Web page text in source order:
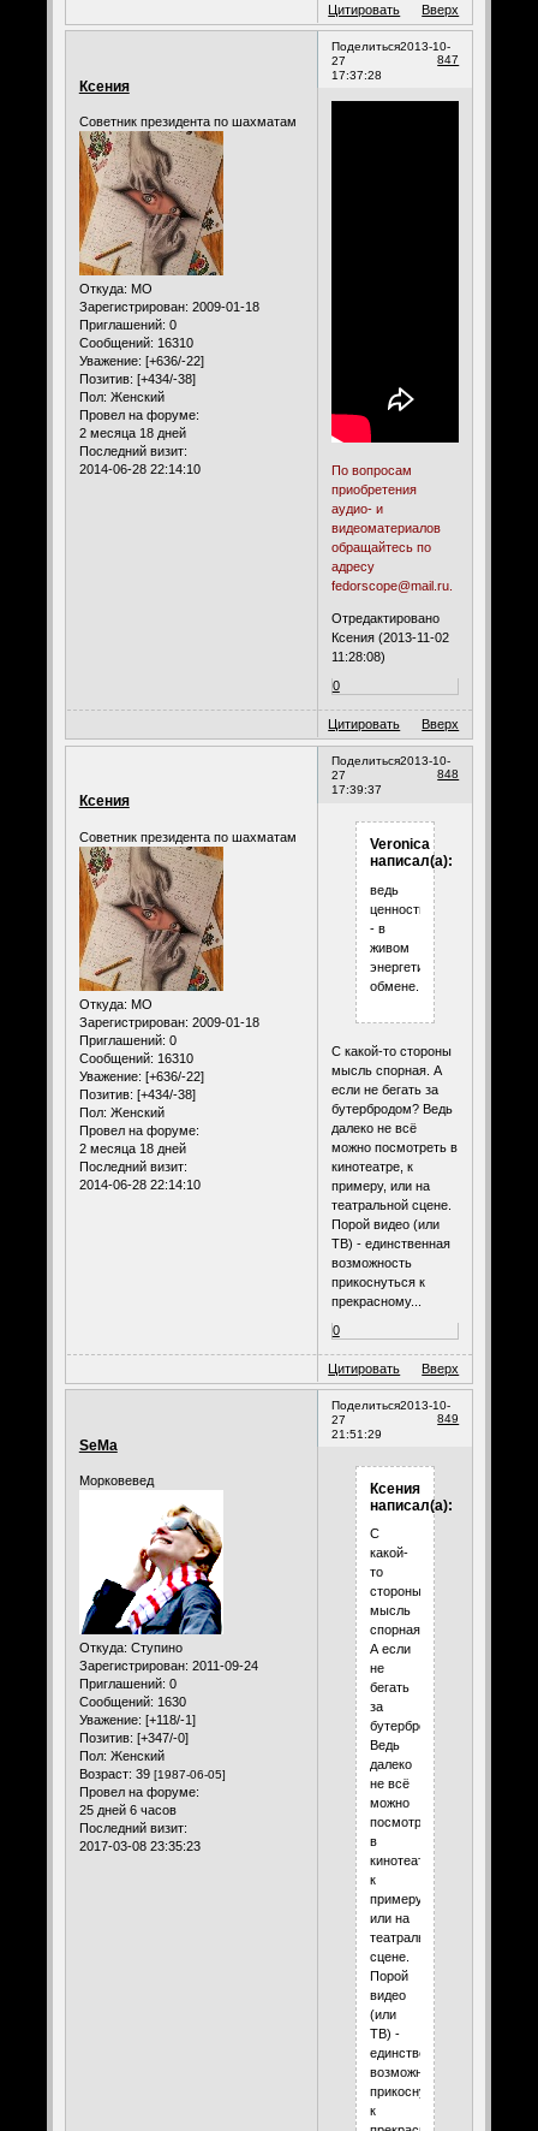
Цитировать Вверх
Поделиться
847
2013-10-
27
17:37:28
Ксения
Советник президента по шахматам
Откуда: МО
Зарегистрирован: 2009-01-18
Приглашений: 0
Сообщений: 16310
Уважение: [+636/-22]
Позитив: [+434/-38]
Пол: Женский
Провел на форуме:
2 месяца 18 дней
Последний визит:
2014-06-28 22:14:10
По вопросам
приобретения
аудио- и
видеоматериалов
обращайтесь по
адресу
fedorscope@mail.ru.
Отредактировано
Ксения (2013-11-02
11:28:08)
0
Цитировать Вверх
Поделиться
848
2013-10-
27
17:39:37
Ксения
Советник президента по шахматам
Откуда: МО
Зарегистрирован: 2009-01-18
Приглашений: 0
Сообщений: 16310
Уважение: [+636/-22]
Позитив: [+434/-38]
Пол: Женский
Провел на форуме:
2 месяца 18 дней
Последний визит:
2014-06-28 22:14:10
Veronica
написал(а):
ведь
ценность
- в
живом
энергетическом
обмене.
С какой-то стороны
мысль спорная. А
если не бегать за
бутербродом? Ведь
далеко не всё
можно посмотреть в
кинотеатре, к
примеру, или на
театральной сцене.
Порой видео (или
ТВ) - единственная
возможность
прикоснуться к
прекрасному...
0
Цитировать Вверх
Поделиться
849
2013-10-
27
21:51:29
SeMa
Морковевед
Откуда: Ступино
Зарегистрирован: 2011-09-24
Приглашений: 0
Сообщений: 1630
Уважение: [+118/-1]
Позитив: [+347/-0]
Пол: Женский
Возраст: 39 [1987-06-05]
Провел на форуме:
25 дней 6 часов
Последний визит:
2017-03-08 23:35:23
Ксения
написал(а):
С
какой-
то
стороны
мысль
спорная.
А если
не
бегать
за
бутербродом?
Ведь
далеко
не всё
можно
посмотреть
в
кинотеатре,
к
примеру,
или на
театральной
сцене.
Порой
видео
(или
ТВ) -
единственная
возможность
прикоснуться
к